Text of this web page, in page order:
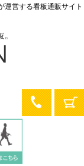
運営する看板通販サイト